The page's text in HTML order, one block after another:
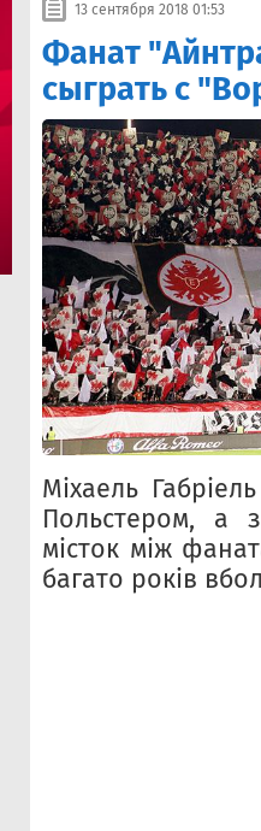
13 сентября 2018 01:53
Фанат
сыграть с
Міхаель
Польстером, а
місток між
багато років